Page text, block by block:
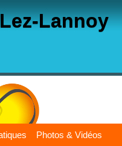
Lannoy
Photos & Vidéos